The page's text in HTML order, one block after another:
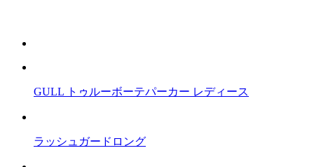
GULL トゥルーボーテパーカー レディース
ラッシュガードロング